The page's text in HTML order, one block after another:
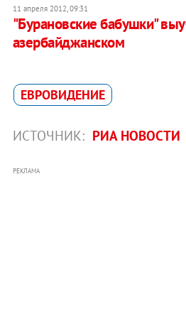
11 апреля 2012, 09:31
"Бурановские бабушки"
азербайджанском
ЕВРОВИДЕНИЕ
ИСТОЧНИК: РИА НОВОСТИ
РЕКЛАМА